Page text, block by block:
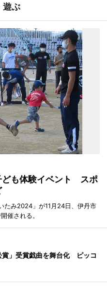
遊ぶ
ども体験イベント スポ
たみ2024」が11月24日、伊丹市
催される。
賞」受賞戯曲を舞台化 ピッコ